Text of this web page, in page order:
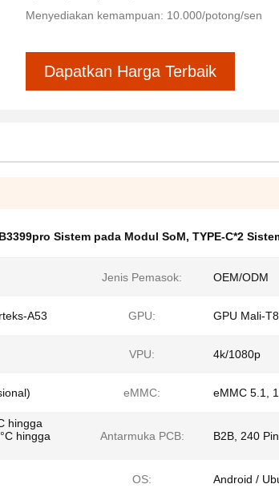
Menyediakan kemampuan: 10.000/potong/sen
Dapatkan Harga Terbaik
Sistem pada Modul SoM, TYPE-C*2
Jenis Pemasok: OEM/ODM
A53 GPU: GPU Mali-
VPU: 4k/1080p
eMMC: eMMC 5.1,
hingga
hingga
Antarmuka PCB: B2B, 240 Pin
OS: Android /